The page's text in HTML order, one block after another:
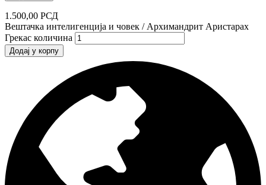
1.500,00 РСД
Вештачка интелигенција и човек / Архимандрит Аристарах
Грекас количина
Додај у корпу